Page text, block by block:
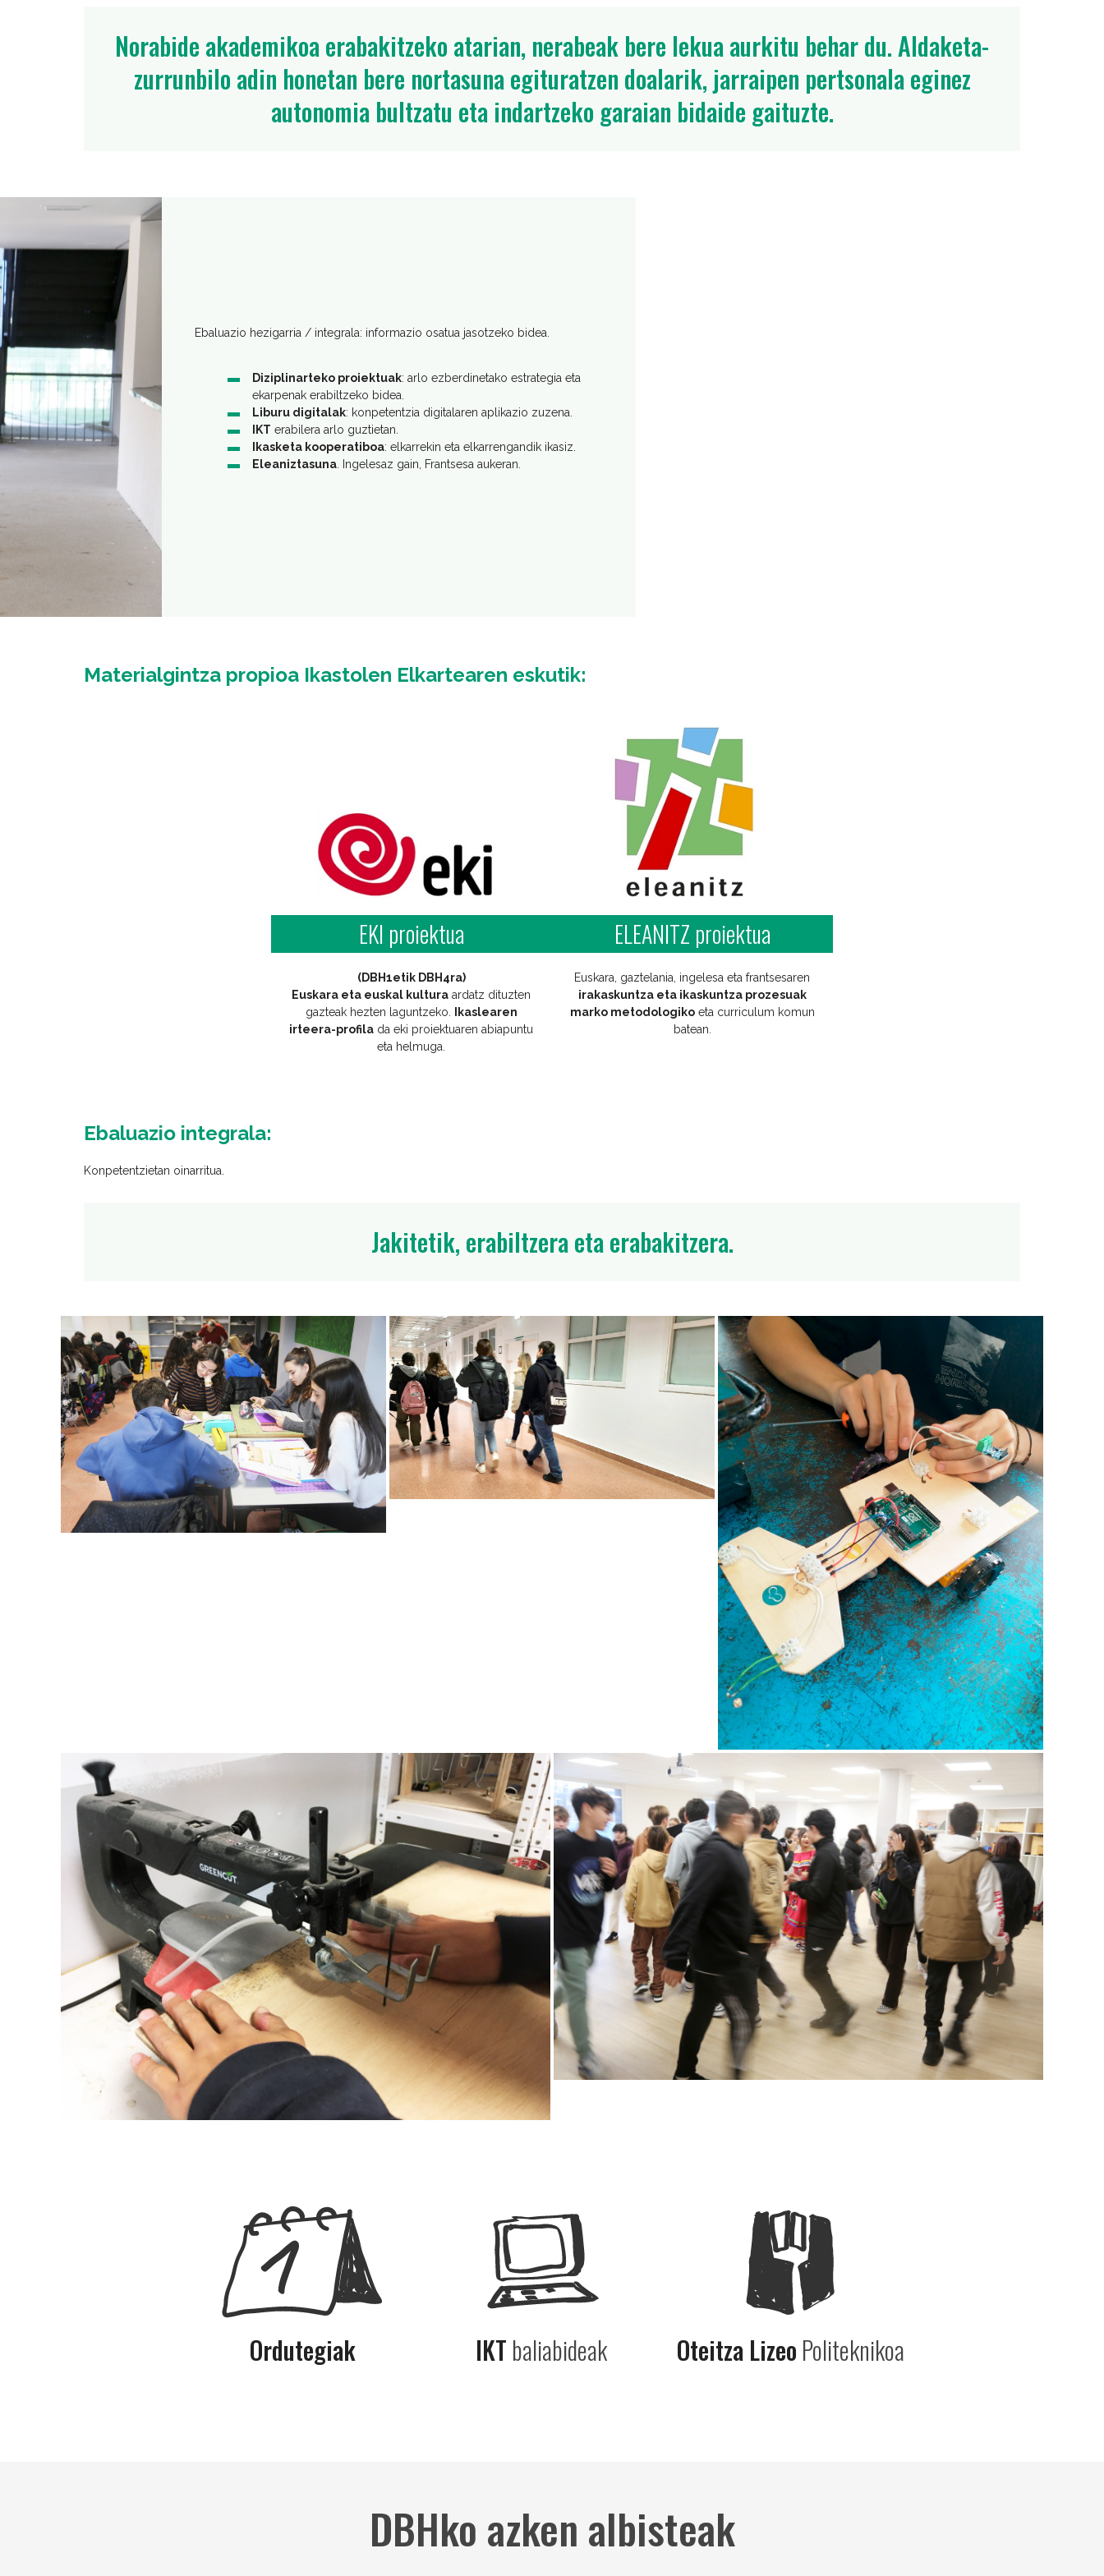
Norabide akademikoa erabakitzeko atarian, nerabeak bere lekua aurkitu behar du. Aldaketa-
zurrunbilo adin honetan bere nortasuna egituratzen doalarik, jarraipen pertsonala eginez
autonomia bultzatu eta indartzeko garaian bidaide gaituzte.
Ebaluazio hezigarria / integrala: informazio osatua jasotzeko bidea.
Diziplinarteko proiektuak: arlo ezberdinetako estrategia eta
ekarpenak erabiltzeko bidea.
Liburu digitalak: konpetentzia digitalaren aplikazio zuzena.
IKT erabilera arlo guztietan.
Ikasketa kooperatiboa: elkarrekin eta elkarrengandik ikasiz.
Eleaniztasuna. Ingelesaz gain, Frantsesa aukeran.
Materialgintza propioa Ikastolen Elkartearen eskutik:
EKI proiektua
(DBH1etik DBH4ra)
Euskara eta euskal kultura ardatz dituzten
gazteak hezten laguntzeko.
Ikaslearen
irteera-profila da eki proiektuaren abiapuntu
eta helmuga.
ELEANITZ proiektua
Euskara, gaztelania, ingelesa eta frantsesaren
irakaskuntza eta ikaskuntza prozesuak
marko metodologikoeta curriculum komun
batean.
Ebaluazio integrala:
Konpetentzietan oinarritua.
Jakitetik, erabiltzera eta erabakitzera.
Ordutegiak IKT baliabideak Oteitza Lizeo Politeknikoa
DBHko azken albisteak